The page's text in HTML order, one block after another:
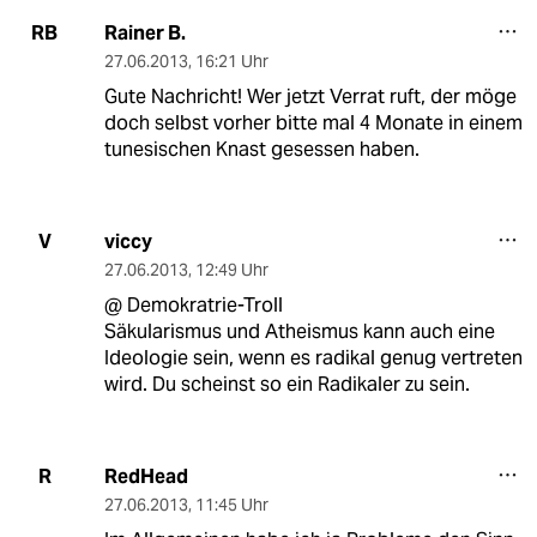
RB Rainer B.
27.06.2013, 16:21 Uhr
Gute Nachricht! Wer jetzt Verrat ruft, der möge
doch selbst vorher bitte mal 4 Monate in einem
tunesischen Knast gesessen haben.
V viccy
27.06.2013, 12:49 Uhr
@ Demokratrie-Troll
Säkularismus und Atheismus kann auch eine
Ideologie sein, wenn es radikal genug vertreten
wird. Du scheinst so ein Radikaler zu sein.
R RedHead
27.06.2013, 11:45 Uhr